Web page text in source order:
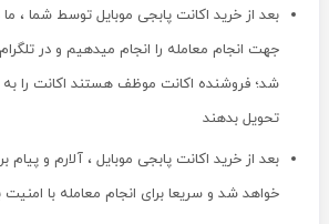
بعد از خرید اکانت پابجی موبایل توسط شما ،
جهت انجام معامله را انجام میدهیم و در
شد؛ فروشنده اکانت موظف هستند اکانت را
تحویل بدهند
بعد از خرید اکانت پابجی موبایل ، آلارم و پیام
خواهد شد و سریعا برای انجام معامله با امنیت